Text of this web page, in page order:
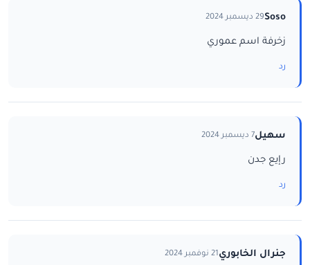
Soso29 ديسمبر 2024
زخرفة اسم عموري
رد
سهيل7 ديسمبر 2024
رإيع جدن
رد
جنرال الخابوري21 نوفمبر 2024